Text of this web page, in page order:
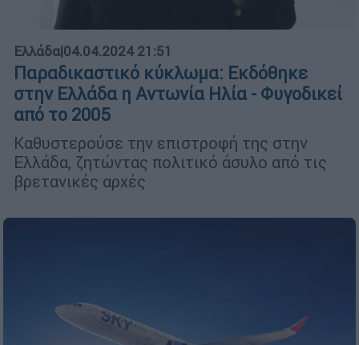
Ελλάδα|04.04.2024 21:51
Παραδικαστικό κύκλωμα: Εκδόθηκε
στην Ελλάδα η Αντωνία Ηλία - Φυγοδικεί
από το 2005
Καθυστερούσε την επιστροφή της στην
Ελλάδα, ζητώντας πολιτικό άσυλο από τις
βρετανικές αρχές